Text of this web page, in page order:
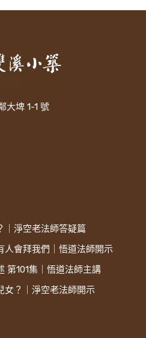
大埤 1-1 號
｜淨空老法師答疑篇
人會拜我們｜悟道法師開示
第101集｜悟道法師主講
女？｜淨空老法師開示